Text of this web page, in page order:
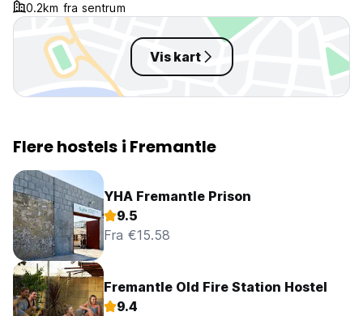
0.2km fra sentrum
Vis kart
Flere hostels i Fremantle
YHA Fremantle Prison
9.5
Fra €15.58
Fremantle Old Fire Station Hostel
9.4